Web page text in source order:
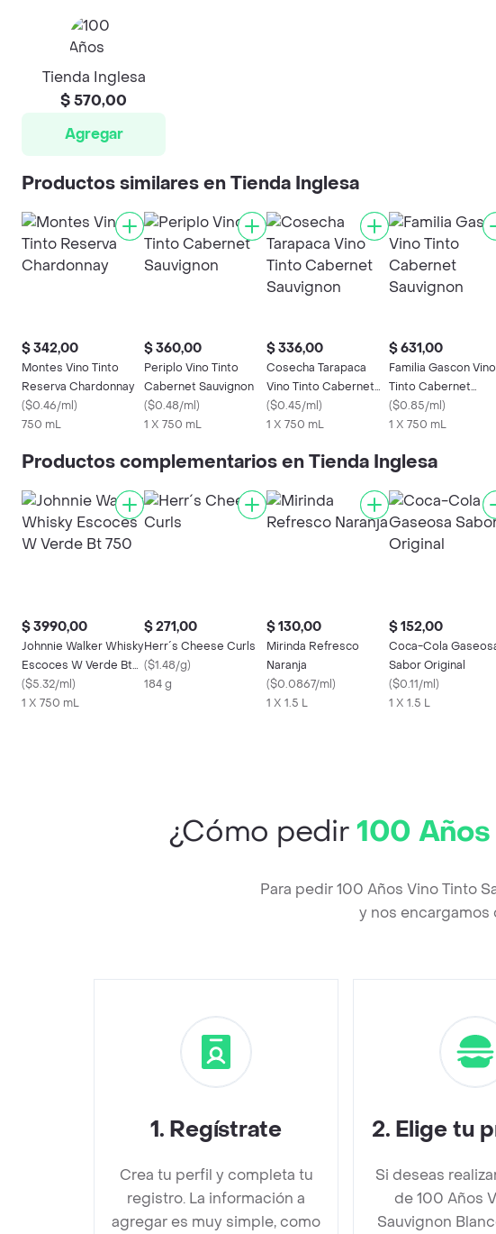
Tienda Inglesa
$ 570,00
Agregar
Productos similares en Tienda Inglesa
$ 342,00
Montes Vino Tinto
Reserva Chardonnay
($0.46/ml)
750 mL
$ 360,00
Periplo Vino Tinto
Cabernet Sauvignon
($0.48/ml)
1 X 750 mL
$ 336,00
Cosecha Tarapaca
Vino Tinto Cabernet
Sauvignon
($0.45/ml)
1 X 750 mL
$ 631,00
Familia Gascon Vino
Tinto Cabernet
Sauvignon
($0.85/ml)
1 X 750 mL
Productos complementarios en Tienda Inglesa
$ 3990,00
Johnnie Walker Whisky
Escoces W Verde Bt
750
($5.32/ml)
1 X 750 mL
$ 271,00
Herr´s Cheese Curls
($1.48/g)
184 g
$ 130,00
Mirinda Refresco
Naranja
($0.0867/ml)
1 X 1.5 L
$ 152,00
Coca-Cola
Sabor Original
($0.11/ml)
1 X 1.5 L
¿Cómo pedir100
Para pedir 100 Años Vino Tinto
y nos encargamos
1. Regístrate
Crea tu perfil y completa tu
registro. La información a
agregar es muy simple, como
2. Elige tu
Si deseas
de 100 Años
Sauvignon